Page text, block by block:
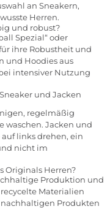
an Sneakern,
Herren.
und robust?
Spezial“ oder
ihre Robustheit und
und Hoodies aus
intensiver Nutzung
und Jacken
regelmäßig
waschen. Jacken und
links drehen, ein
nicht im
Originals Herren?
Produktion und
Materialien
Produkten